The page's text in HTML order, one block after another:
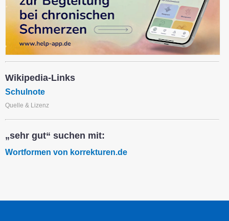
Wikipedia-Links
Schulnote
Quelle & Lizenz
„sehr gut“ suchen mit:
Wortformen von korrekturen.de